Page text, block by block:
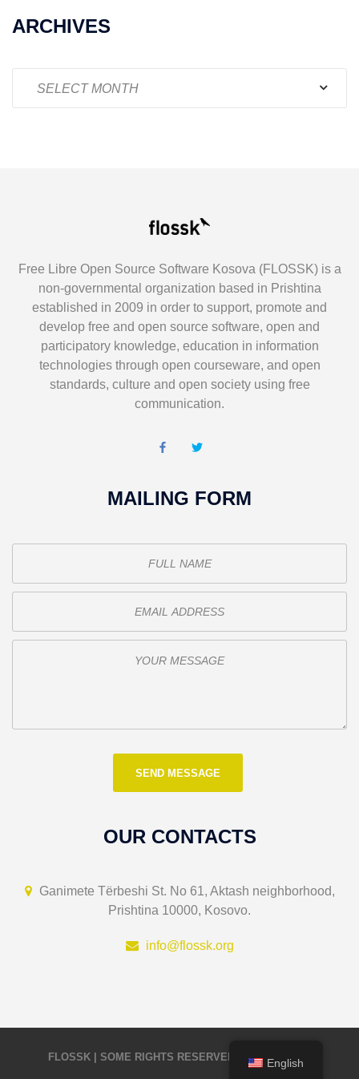
ARCHIVES
Free Libre Open Source Software Kosova (FLOSSK) is a
non-governmental organization based in Prishtina
established in 2009 in order to support, promote and
develop free and open source software, open and
participatory knowledge, education in information
technologies through open courseware, and open
standards, culture and open society using free
communication.
MAILING FORM
OUR CONTACTS
Ganimete Tërbeshi St. No 61, Aktash neighborhood,
Prishtina 10000, Kosovo.
info@flossk.org
FLOSSK | SOME RIGHTS RESERVED | CC BY-SA 4.0
English